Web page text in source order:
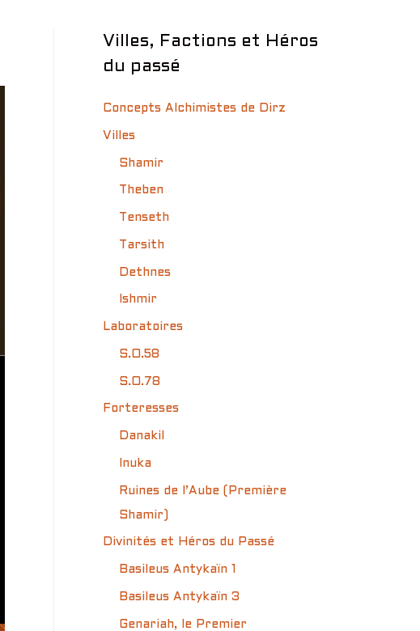
Villes, Factions et Héros
du passé
Concepts Alchimistes de Dirz
Villes
Shamir
Theben
Tenseth
Tarsith
Dethnes
Ishmir
Laboratoires
S.O.58
S.O.78
Forteresses
Danakil
Inuka
Ruines de l’Aube (Première
Shamir)
Divinités et Héros du Passé
Basileus Antykaïn 1
Basileus Antykaïn 3
Genariah, le Premier